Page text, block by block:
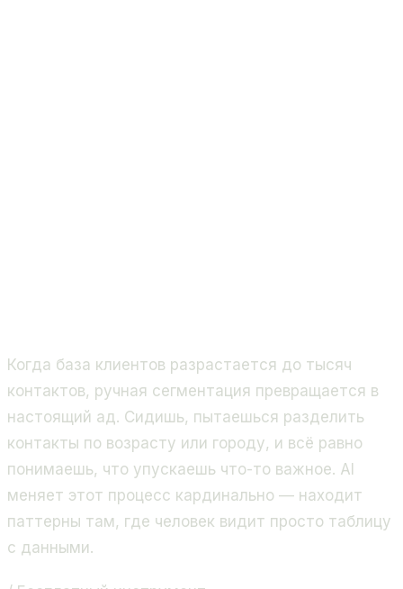
Когда база клиентов разрастается до тысяч
контактов, ручная сегментация превращается в
настоящий ад. Сидишь, пытаешься разделить
контакты по возрасту или городу, и всё равно
понимаешь, что упускаешь что-то важное. AI
меняет этот процесс кардинально — находит
паттерны там, где человек видит просто таблицу
с данными.